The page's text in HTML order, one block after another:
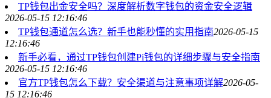
TP钱包出金安全吗？深度解析数字钱包的资金安全逻辑
2026-05-15 12:16:46
TP钱包通道怎么选？新手也能秒懂的实用指南2026-05-15
12:16:46
新手必看，通过TP钱包创建Pi钱包的详细步骤与安全指南
2026-05-15 12:16:46
官方TP钱包怎么下载？安全渠道与注意事项详解2026-05-
15 12:16:46